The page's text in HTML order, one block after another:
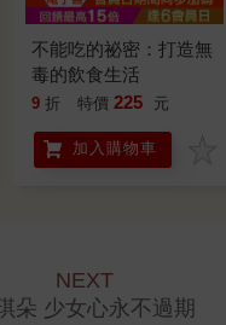
不能吃的祕密：打造無
毒的飲食生活
9 折 特價 225 元
加入購物車
NEXT
朵 少女心永不過期